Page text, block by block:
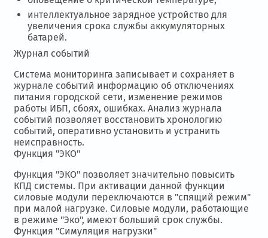
интеллектуальное зарядное устройство для
увеличения срока службы аккумуляторных
батарей.
Журнал событий
Система мониторинга записывает и сохраняет в
журнале событий информацию об отключениях
питания городской сети, изменение режимов
работы ИБП, сбоях, ошибках. Анализ журнала
событий позволяет восстановить хронологию
событий, оперативно установить и устранить
неисправность.
Функция "ЭКО"
Функция "ЭКО" позволяет значительно повысить
КПД системы. При активации данной функции
силовые модули переключаются в "спящий режим"
при малой нагрузке. Силовые модули, работающие
в режиме "Эко", имеют больший срок службы.
Функция "Симуляция нагрузки"